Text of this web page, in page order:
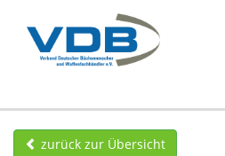
zurück zur Übersicht